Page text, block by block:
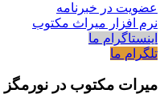
عضویت در خبرنامه
نرم افزار میراث مکتوب
اینستاگرام ما
تلگرام ما
میرات مکتوب در نورمگز